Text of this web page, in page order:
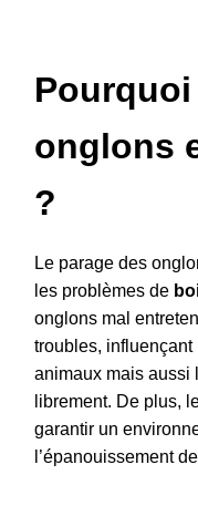
onglons
?
Le parage des
les problèmes de
onglons mal
troubles,
animaux mais aussi
librement. De plus,
garantir un
l’épanouissement